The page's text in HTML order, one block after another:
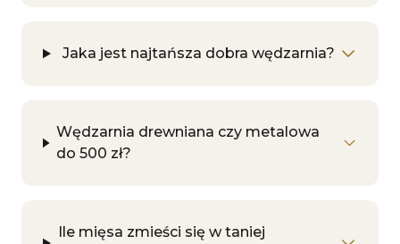
Jaka jest najtańsza dobra wędzarnia?
Wędzarnia drewniana czy metalowa
do 500 zł?
Ile mięsa zmieści się w taniej